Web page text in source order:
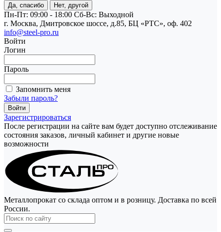
Да, спасибо Нет, другой
Пн-Пт: 09:00 - 18:00 Cб-Вс: Выходной
г. Москва, Дмитровское шоссе, д.85, БЦ «РТС», оф. 402
info@steel-pro.ru
Войти
Логин
Пароль
Запомнить меня
Забыли пароль?
Зарегистрироваться
После регистрации на сайте вам будет доступно отслеживание
состояния заказов, личный кабинет и другие новые
возможности
Металлопрокат со склада оптом и в розницу. Доставка по всей
России.